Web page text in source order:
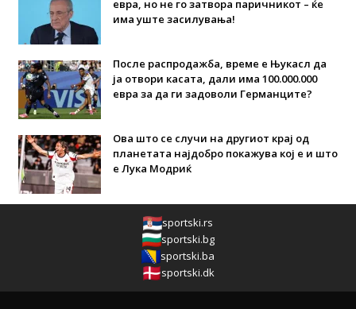
евра, но не го затвора паричникот – ќе
има уште засилувања!
После распродажба, време е Њукасл да
ја отвори касата, дали има 100.000.000
евра за да ги задоволи Германците?
Ова што се случи на другиот крај од
планетата најдобро покажува кој е и што
е Лука Модриќ
sportski.rs
sportski.bg
sportski.ba
sportski.dk